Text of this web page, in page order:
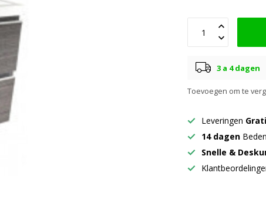
3 a 4 dagen
Toevoegen om te
Leveringen
14 dagen
Snelle &